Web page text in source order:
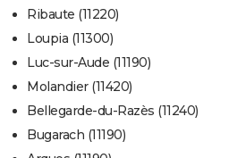
Ribaute (11220)
Loupia (11300)
Luc-sur-Aude (11190)
Molandier (11420)
Bellegarde-du-Razès (11240)
Bugarach (11190)